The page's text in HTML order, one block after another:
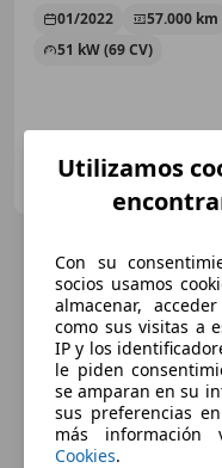
01/2022 57.000 km
51 kW (69 CV)
MIÑA CAR
ES-29003 MALAGA
Utilizamos
Con su
socios usamos
almacenar,
como sus visitas a
IP y los
le piden
se amparan en su
sus preferencias
más información
Cookies.